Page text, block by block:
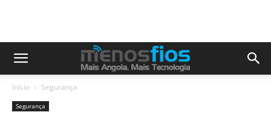
Início Segurança
Segurança